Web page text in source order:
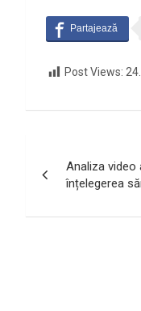
Post Views:
în
articole
Analiza video
înțelegerea